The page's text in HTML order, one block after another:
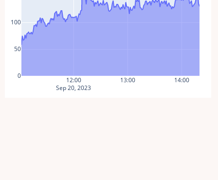
12:00
Sep 20, 2023
13:00 14:00
0
50
100